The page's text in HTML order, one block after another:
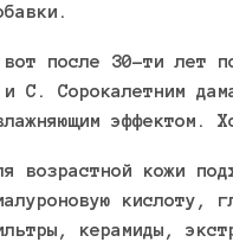
после 30-ти лет
С. Сорокалетним
эффектом.
возрастной кожи
кислоту,
керамиды,